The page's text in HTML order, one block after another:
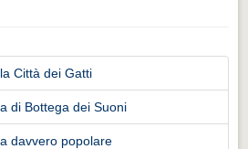
Città dei Gatti
di Bottega dei Suoni
davvero popolare